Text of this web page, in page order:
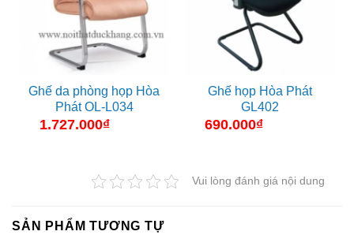
Ghế da phòng họp Hòa
Phát OL-L034
1.727.000₫
Ghế họp Hòa Phát
GL402
690.000₫
Vui lòng đánh giá nội dung
SẢN PHẨM TƯƠNG TỰ